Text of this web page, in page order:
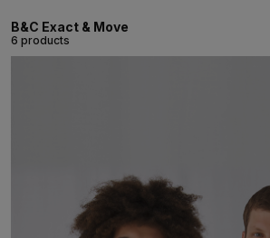
B&C Exact & Move
6 products